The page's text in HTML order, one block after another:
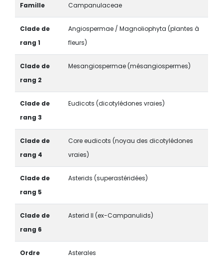
Famille Campanulaceae
Clade de
rang 1
Angiospermae / Magnoliophyta (plantes à
fleurs)
Clade de
rang 2
Mesangiospermae (mésangiospermes)
Clade de
rang 3
Eudicots (dicotylédones vraies)
Clade de
rang 4
Core eudicots (noyau des dicotylédones
vraies)
Clade de
rang 5
Asterids (superastéridées)
Clade de
rang 6
Asterid II (ex-Campanulids)
Ordre Asterales